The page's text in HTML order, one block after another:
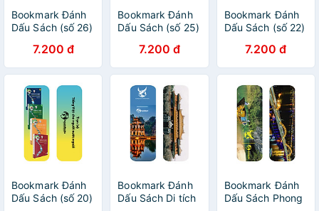
Bookmark Đánh
Dấu Sách (số 26)
7.200 đ
Bookmark Đánh
Dấu Sách (số 25)
7.200 đ
Bookmark Đánh
Dấu Sách (số 22)
7.200 đ
Bookmark Đánh
Dấu Sách (số 20)
Bookmark Đánh
Dấu Sách Di tích
Bookmark Đánh
Dấu Sách Phong